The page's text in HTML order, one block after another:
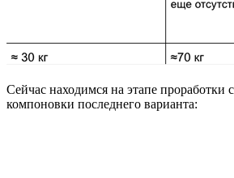
Сейчас находимся на этапе проработки
компоновки последнего варианта: